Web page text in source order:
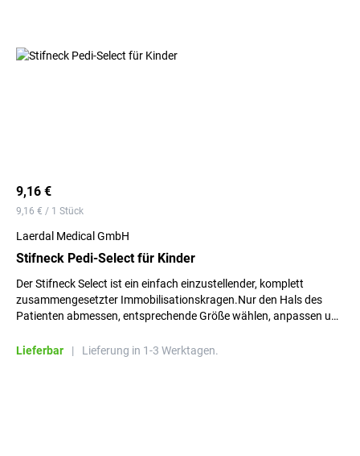
9,16 €
9,16 € / 1 Stück
Laerdal Medical GmbH
Stifneck Pedi-Select für Kinder
Der Stifneck Select ist ein einfach einzustellender, komplett
zusammengesetzter Immobilisationskragen.Nur den Hals des
Patienten abmessen, entsprechende Größe wählen, anpassen und
Lieferbar
| Lieferung in 1-3 Werktagen.